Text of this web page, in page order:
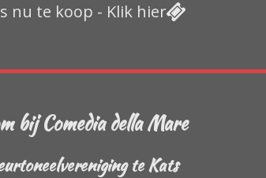
nu te koop - Klik hier
bij Comedia della Mare
te Kats